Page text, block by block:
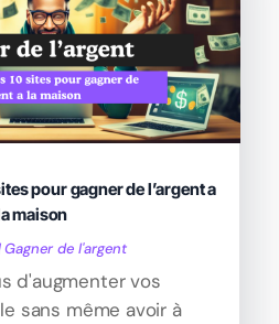
pour gagner de l’argent a
maison
Gagner de l'argent
d'augmenter vos
sans même avoir à